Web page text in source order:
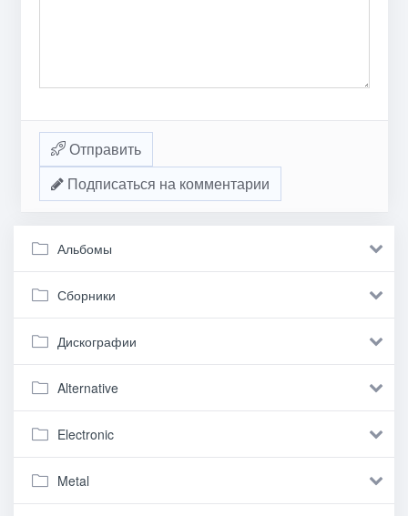
Отправить
Подписаться на комментарии
Альбомы
Сборники
Дискографии
Alternative
Electronic
Metal